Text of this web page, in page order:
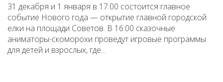
31 декабря и 1 января в 17:00 состоится главное
событие Нового года — открытие главной городской
елки на площади Советов. В 16:00 сказочные
аниматоры-скоморохи проведут игровые программы
для детей и взрослых, где...